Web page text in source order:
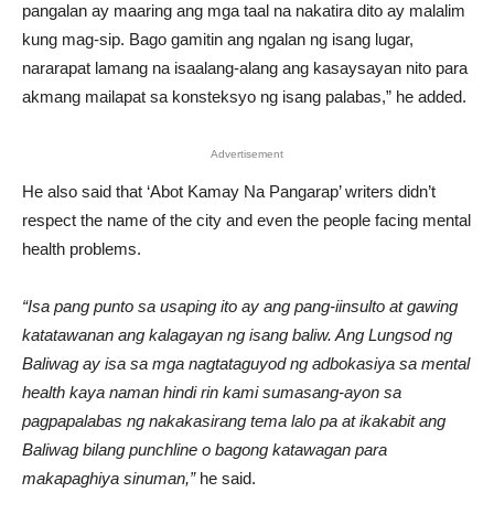
pangalan ay maaring ang mga taal na nakatira dito ay malalim
kung mag-sip. Bago gamitin ang ngalan ng isang lugar,
nararapat lamang na isaalang-alang ang kasaysayan nito para
akmang mailapat sa konsteksyo ng isang palabas,” he added.
Advertisement
He also said that ‘Abot Kamay Na Pangarap’ writers didn’t
respect the name of the city and even the people facing mental
health problems.
“Isa pang punto sa usaping ito ay ang pang-iinsulto at gawing
katatawanan ang kalagayan ng isang baliw. Ang Lungsod ng
Baliwag ay isa sa mga nagtataguyod ng adbokasiya sa mental
health kaya naman hindi rin kami sumasang-ayon sa
pagpapalabas ng nakakasirang tema lalo pa at ikakabit ang
Baliwag bilang punchline o bagong katawagan para
makapaghiya sinuman,”he said.